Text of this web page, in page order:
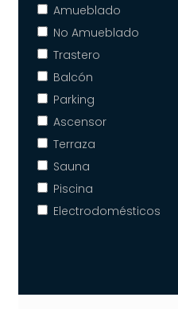
Amueblado
No Amueblado
Trastero
Balcón
Parking
Ascensor
Terraza
Sauna
Piscina
Electrodomésticos